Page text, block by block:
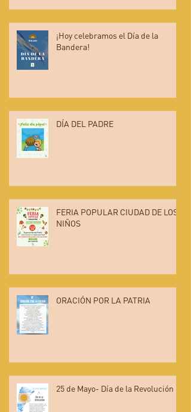
¡Hoy celebramos el Día de la
Bandera!
DÍA DEL PADRE
FERIA POPULAR CIUDAD DE LOS
NIÑOS
ORACIÓN POR LA PATRIA
25 de Mayo- Día de la Revolución